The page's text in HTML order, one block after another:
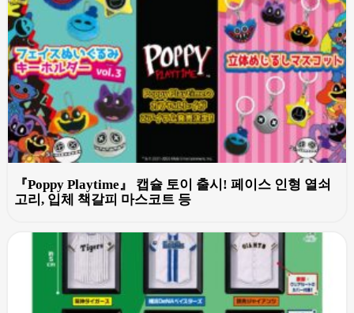
『Poppy Playtime』 캡슐 토이 출시! 페이스 인형 열쇠
고리, 입체 책갈피 마스코트 등